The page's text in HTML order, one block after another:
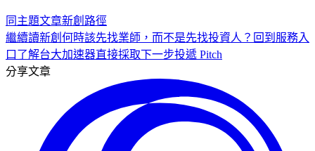
同主題文章新創 路徑
繼續讀新創何時該先找業師，而不是先找投資人？ 回到服務入
口 了解台大加速器直接採取下一步投遞 Pitch
分享文章